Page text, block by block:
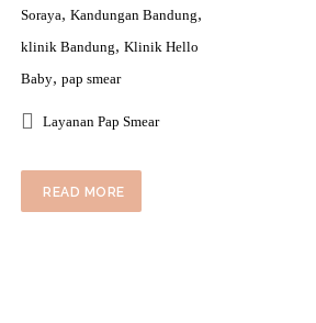
Soraya, Kandungan Bandung,
klinik Bandung, Klinik Hello
Baby, pap smear
Layanan Pap Smear
READ MORE